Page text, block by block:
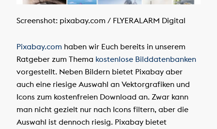
Screenshot: pixabay.com / FLYERALARM Digital
Pixabay.com haben wir Euch bereits in unserem
Ratgeber zum Thema kostenlose Bilddatenbanken
vorgestellt. Neben Bildern bietet Pixabay aber
auch eine riesige Auswahl an Vektorgrafiken und
Icons zum kostenfreien Download an. Zwar kann
man nicht gezielt nur nach Icons filtern, aber die
Auswahl ist dennoch riesig. Pixabay bietet